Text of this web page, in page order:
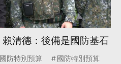
清德：後備是國防基石
國防特別預算 國防特別預算